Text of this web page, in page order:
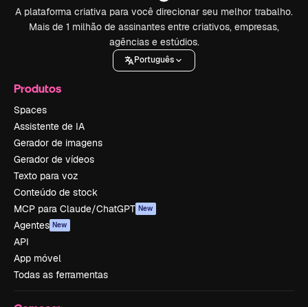
A plataforma criativa para você direcionar seu melhor trabalho.
Mais de 1 milhão de assinantes entre criativos, empresas,
agências e estúdios.
Português
Produtos
Spaces
Assistente de IA
Gerador de imagens
Gerador de vídeos
Texto para voz
Conteúdo de stock
MCP para Claude/ChatGPT New
Agentes New
API
App móvel
Todas as ferramentas